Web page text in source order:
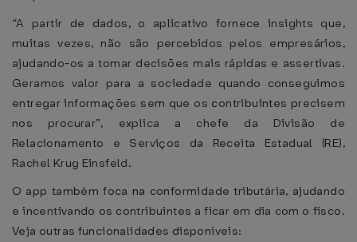
“A partir de dados, o aplicativo fornece insights que,
muitas vezes, não são percebidos pelos empresários,
ajudando-os a tomar decisões mais rápidas e assertivas.
Geramos valor para a sociedade quando conseguimos
entregar informações sem que os contribuintes precisem
nos procurar”, explica a chefe da Divisão de
Relacionamento e Serviços da Receita Estadual (RE),
Rachel Krug Einsfeld.
O app também foca na conformidade tributária, ajudando
e incentivando os contribuintes a ficar em dia com o fisco.
Veja outras funcionalidades disponíveis: